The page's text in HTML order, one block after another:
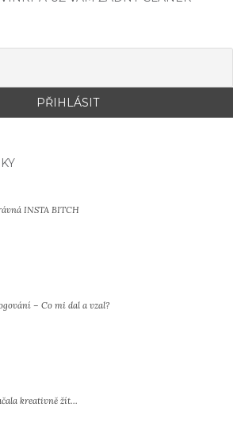
INSTA BITCH
– Co mi dal a vzal?
kreativně žít…